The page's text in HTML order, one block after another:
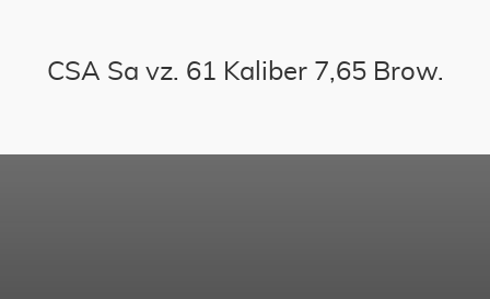
CSA Sa vz. 61 Kaliber 7,65 Brow.